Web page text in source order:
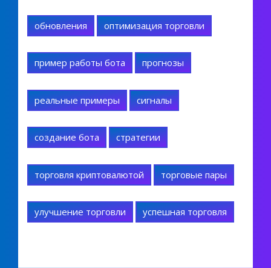
обновления оптимизация торговли
пример работы бота прогнозы
реальные примеры сигналы
создание бота стратегии
торговля криптовалютой торговые пары
улучшение торговли успешная торговля